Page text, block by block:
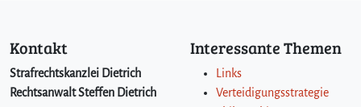
Kontakt
Strafrechtskanzlei Dietrich
Rechtsanwalt Steffen Dietrich
Interessante Themen
Links
Verteidigungsstrategie